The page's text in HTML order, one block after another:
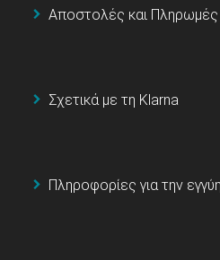
Αποστολές και Πληρωμές
Σχετικά με τη Klarna
Πληροφορίες για την